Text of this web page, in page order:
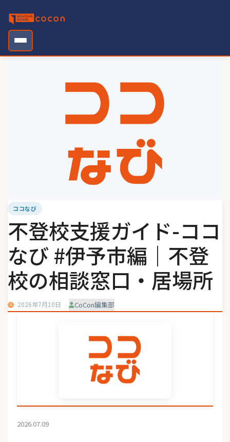
content
ココなび
不登校支援ガイド-ココ
なび #伊予市編｜不登
校の相談窓口・居場所
2026年7月10日 CoCon編集部
2026.07.09